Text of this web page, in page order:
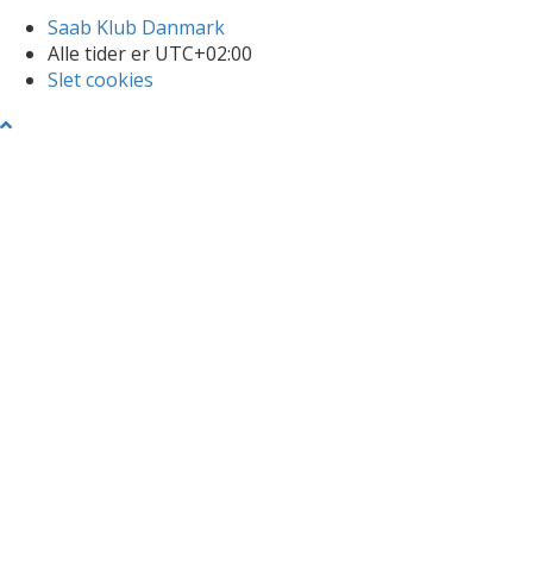
Saab Klub Danmark
Alle tider er UTC+02:00
Slet cookies